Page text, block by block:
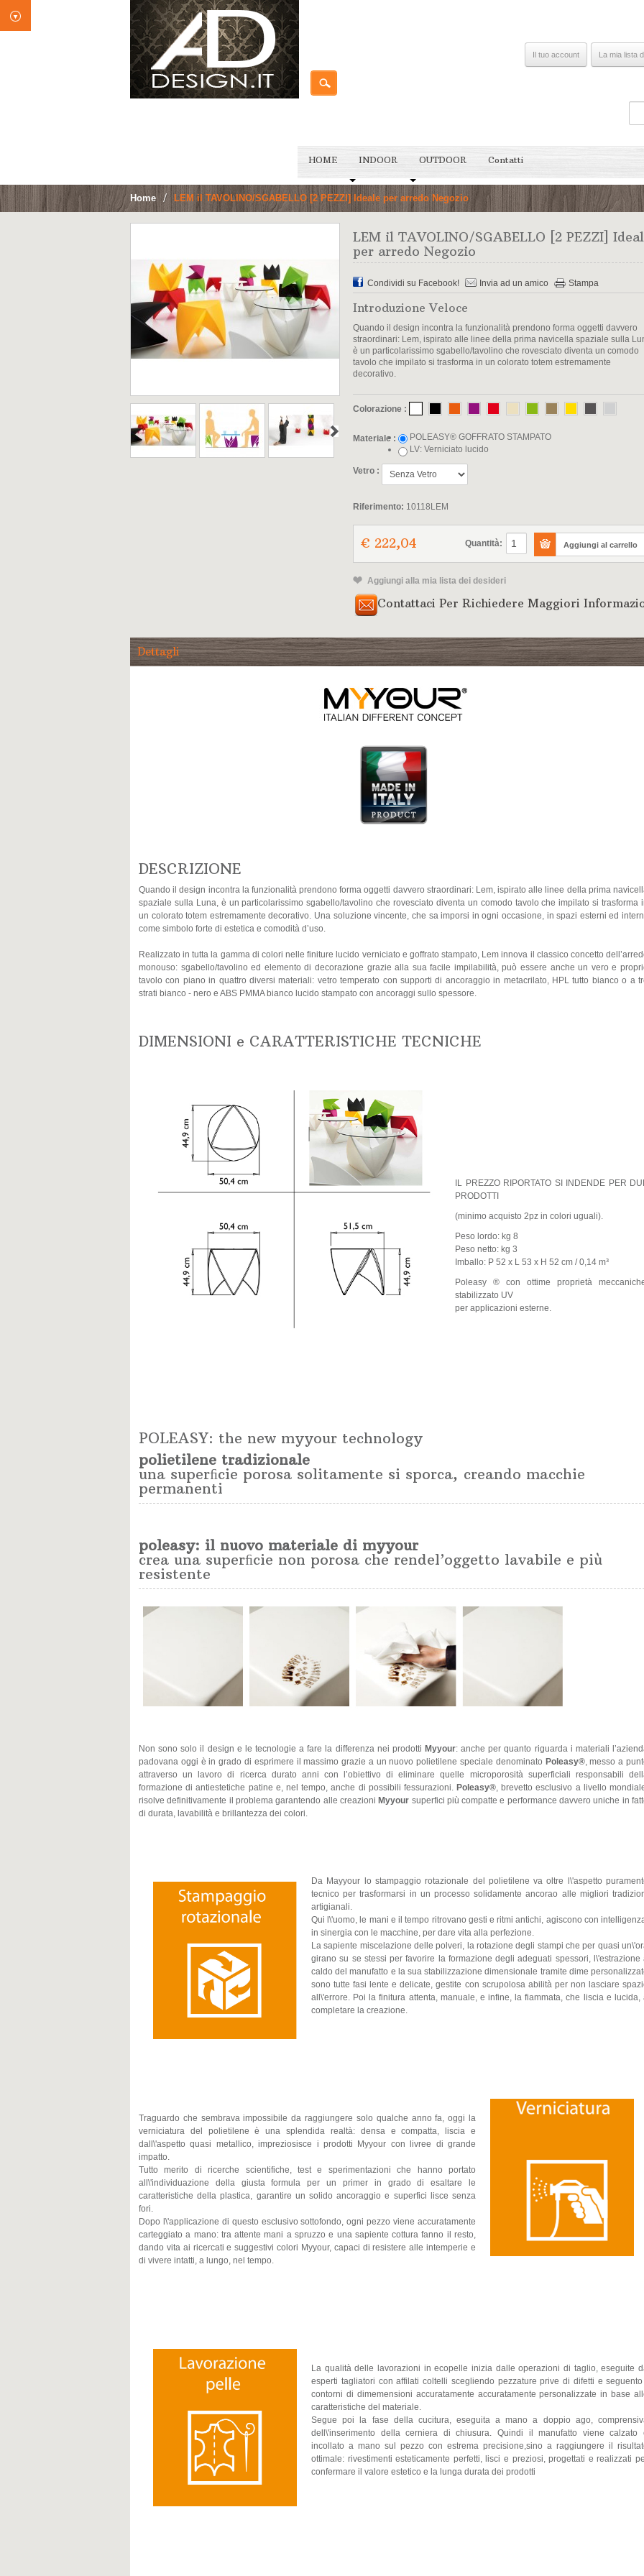
Il tuo account La mia lista
HOME INDOOR OUTDOOR Contatti
Home > LEM il TAVOLINO/SGABELLO [2 PEZZI] Ideale per arredo Negozio
LEM il TAVOLINO/SGABELLO [2 PEZZI]
per arredo Negozio
Condividi su Facebook! Invia ad un amico Stampa
Introduzione Veloce
Quando il design incontra la funzionalità prendono forma oggetti davvero
straordinari: Lem, ispirato alle linee della prima navicella spaziale sulla
è un particolarissimo sgabello/tavolino che rovesciato diventa un comodo
tavolo che impilato si trasforma in un colorato totem estremamente
decorativo.
Colorazione :
Materiale :
POLEASY® GOFFRATO STAMPATO
LV: Verniciato lucido
Vetro :
Riferimento: 10118LEM
€ 222,04 Quantità:
Aggiungi alla mia lista dei desideri
Contattaci Per Richiedere Maggiori
Dettagli
DESCRIZIONE
Quando il design incontra la funzionalità prendono forma oggetti davvero straordinari: Lem, ispirato alle linee della prima
spaziale sulla Luna, è un particolarissimo sgabello/tavolino che rovesciato diventa un comodo tavolo che impilato si trasforma
un colorato totem estremamente decorativo. Una soluzione vincente, che sa imporsi in ogni occasione, in spazi esterni ed
come simbolo forte di estetica e comodità d’uso.
Realizzato in tutta la gamma di colori nelle finiture lucido verniciato e goffrato stampato, Lem innova il classico concetto
monouso: sgabello/tavolino ed elemento di decorazione grazie alla sua facile impilabilità, può essere anche un vero e
tavolo con piano in quattro diversi materiali: vetro temperato con supporti di ancoraggio in metacrilato, HPL tutto bianco o a
strati bianco - nero e ABS PMMA bianco lucido stampato con ancoraggi sullo spessore.
DIMENSIONI e CARATTERISTICHE TECNICHE
IL PREZZO RIPORTATO SI INDENDE PER
PRODOTTI
(minimo acquisto 2pz in colori uguali).
Peso lordo: kg 8
Peso netto: kg 3
Imballo: P 52 x L 53 x H 52 cm / 0,14 m³
Poleasy ® con ottime proprietà
stabilizzato UV
per applicazioni esterne.
POLEASY: the new myyour technology
polietilene tradizionale
una superﬁcie porosa solitamente si sporca, creando macchie
permanenti
poleasy: il nuovo materiale di myyour
crea una superﬁcie non porosa che rendel’oggetto lavabile e più
resistente
Non sono solo il design e le tecnologie a fare la differenza nei prodotti Myyour: anche per quanto riguarda i materiali
padovana oggi è in grado di esprimere il massimo grazie a un nuovo polietilene speciale denominato Poleasy®, messo a
attraverso un lavoro di ricerca durato anni con l’obiettivo di eliminare quelle microporosità superficiali responsabili
formazione di antiestetiche patine e, nel tempo, anche di possibili fessurazioni. Poleasy®, brevetto esclusivo a livello
risolve definitivamente il problema garantendo alle creazioni Myyour superfici più compatte e performance davvero uniche in
di durata, lavabilità e brillantezza dei colori.
Da Mayyour lo stampaggio rotazionale del polietilene va oltre l\'aspetto
tecnico per trasformarsi in un processo solidamente ancorao alle migliori
artigianali.
Qui l\'uomo, le mani e il tempo ritrovano gesti e ritmi antichi, agiscono con
in sinergia con le macchine, per dare vita alla perfezione.
La sapiente miscelazione delle polveri, la rotazione degli stampi che per quasi
girano su se stessi per favorire la formazione degli adeguati spessori, l\'estrazione
caldo del manufatto e la sua stabilizzazione dimensionale tramite dime
sono tutte fasi lente e delicate, gestite con scrupolosa abilità per non lasciare
all\'errore. Poi la finitura attenta, manuale, e infine, la fiammata, che liscia e lucida,
completare la creazione.
Traguardo che sembrava impossibile da raggiungere solo qualche anno fa, oggi la
verniciatura del polietilene è una splendida realtà: densa e compatta, liscia e
dall\'aspetto quasi metallico, impreziosisce i prodotti Myyour con livree di grande
impatto.
Tutto merito di ricerche scientifiche, test e sperimentazioni che hanno portato
all\'individuazione della giusta formula per un primer in grado di esaltare le
caratteristiche della plastica, garantire un solido ancoraggio e superfici lisce senza
fori.
Dopo l\'applicazione di questo esclusivo sottofondo, ogni pezzo viene accuratamente
carteggiato a mano: tra attente mani a spruzzo e una sapiente cottura fanno il resto,
dando vita ai ricercati e suggestivi colori Myyour, capaci di resistere alle intemperie e
di vivere intatti, a lungo, nel tempo.
La qualità delle lavorazioni in ecopelle inizia dalle operazioni di taglio, eseguite
esperti tagliatori con affilati coltelli scegliendo pezzature prive di difetti e
contorni di dimemensioni accuratamente accuratamente personalizzate in base
caratteristiche del materiale.
Segue poi la fase della cucitura, eseguita a mano a doppio ago,
dell\'inserimento della cerniera di chiusura. Quindi il manufatto viene calzato
incollato a mano sul pezzo con estrema precisione,sino a raggiungere il
ottimale: rivestimenti esteticamente perfetti, lisci e preziosi, progettati e realizzati
confermare il valore estetico e la lunga durata dei prodotti